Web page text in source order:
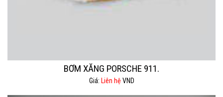
BƠM XĂNG PORSCHE 911.
Giá: Liên hệ VND